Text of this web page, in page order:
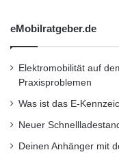
eMobilratgeber.de
Elektromobilität auf
Praxisproblemen
Was ist das E-
Neuer
Deinen Anhänger mit